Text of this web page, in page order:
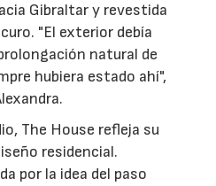
Gibraltar y revestida
"El exterior debía
natural de
hubiera estado ahí",
The House refleja su
residencial.
por la idea del paso